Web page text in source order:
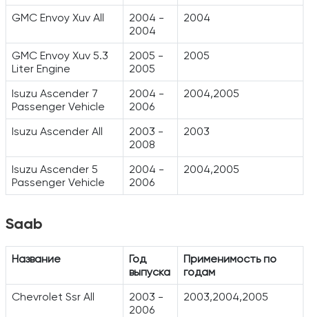
GMC Envoy Xuv All
2004 -
2004
2004
GMC Envoy Xuv 5.3
Liter Engine
2005 -
2005
2005
Isuzu Ascender 7
Passenger Vehicle
2004 -
2006
2004,2005
Isuzu Ascender All
2003 -
2008
2003
Isuzu Ascender 5
Passenger Vehicle
2004 -
2006
2004,2005
Saab
Название
Год
выпуска
Применимость по
годам
Chevrolet Ssr All
2003 -
2006
2003,2004,2005